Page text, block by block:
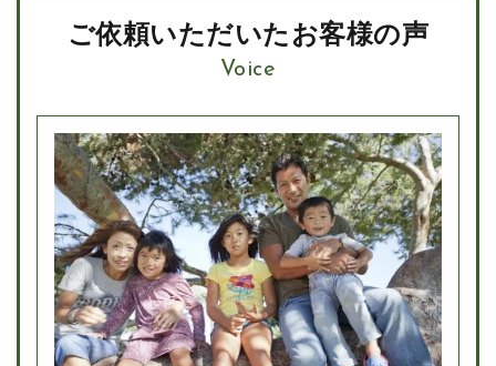
ご依頼いただいたお客様の声
Voice